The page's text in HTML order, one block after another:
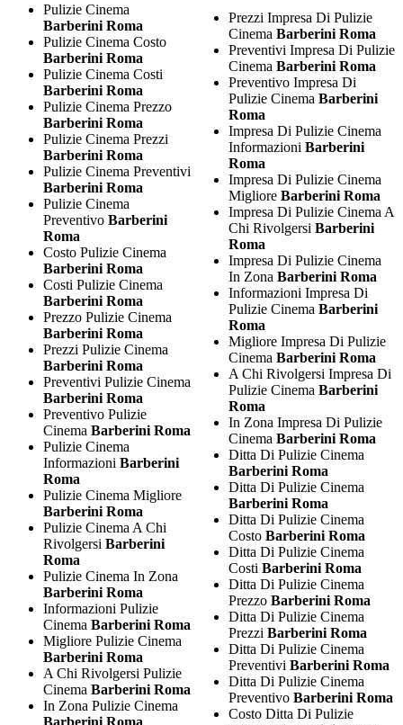
Pulizie Cinema
Barberini Roma
Pulizie Cinema Costo
Barberini Roma
Pulizie Cinema Costi
Barberini Roma
Pulizie Cinema Prezzo
Barberini Roma
Pulizie Cinema Prezzi
Barberini Roma
Pulizie Cinema Preventivi
Barberini Roma
Pulizie Cinema
Preventivo Barberini
Roma
Costo Pulizie Cinema
Barberini Roma
Costi Pulizie Cinema
Barberini Roma
Prezzo Pulizie Cinema
Barberini Roma
Prezzi Pulizie Cinema
Barberini Roma
Preventivi Pulizie Cinema
Barberini Roma
Preventivo Pulizie
Cinema Barberini Roma
Pulizie Cinema
Informazioni Barberini
Roma
Pulizie Cinema Migliore
Barberini Roma
Pulizie Cinema A Chi
Rivolgersi Barberini
Roma
Pulizie Cinema In Zona
Barberini Roma
Informazioni Pulizie
Cinema Barberini Roma
Migliore Pulizie Cinema
Barberini Roma
A Chi Rivolgersi Pulizie
Cinema Barberini Roma
In Zona Pulizie Cinema
Barberini Roma
Prezzi Impresa Di Pulizie
Cinema Barberini Roma
Preventivi Impresa Di Pulizie
Cinema Barberini Roma
Preventivo Impresa Di
Pulizie Cinema Barberini
Roma
Impresa Di Pulizie Cinema
Informazioni Barberini
Roma
Impresa Di Pulizie Cinema
Migliore Barberini Roma
Impresa Di Pulizie Cinema A
Chi Rivolgersi Barberini
Roma
Impresa Di Pulizie Cinema
In Zona Barberini Roma
Informazioni Impresa Di
Pulizie Cinema Barberini
Roma
Migliore Impresa Di Pulizie
Cinema Barberini Roma
A Chi Rivolgersi Impresa Di
Pulizie Cinema Barberini
Roma
In Zona Impresa Di Pulizie
Cinema Barberini Roma
Ditta Di Pulizie Cinema
Barberini Roma
Ditta Di Pulizie Cinema
Barberini Roma
Ditta Di Pulizie Cinema
Costo Barberini Roma
Ditta Di Pulizie Cinema
Costi Barberini Roma
Ditta Di Pulizie Cinema
Prezzo Barberini Roma
Ditta Di Pulizie Cinema
Prezzi Barberini Roma
Ditta Di Pulizie Cinema
Preventivi Barberini Roma
Ditta Di Pulizie Cinema
Preventivo Barberini Roma
Costo Ditta Di Pulizie